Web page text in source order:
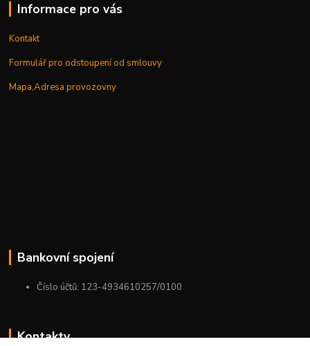
Informace pro vás
Kontakt
Formulář pro odstoupení od smlouvy
Mapa,Adresa provozovny
Bankovní spojení
Číslo účtů: 123-4934610257/0100
Kontakty